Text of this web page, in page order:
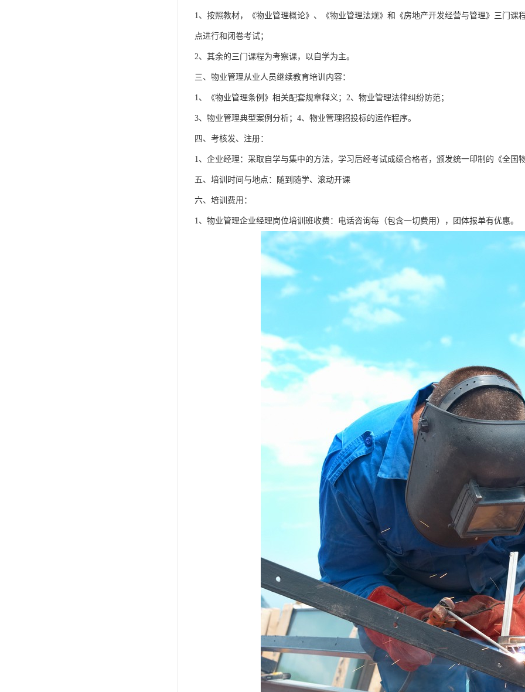
1、按照教材，《物业管理概论》、《物业管理法规》和《房地产开发经营与管理》三门
点进行和闭卷考试；
2、其余的三门课程为考察课，以自学为主。
三、物业管理从业人员继续教育培训内容：
1、《物业管理条例》相关配套规章释义；2、物业管理法律纠纷防范；
3、物业管理典型案例分析；4、物业管理招投标的运作程序。
四、考核发、注册：
1、企业经理：采取自学与集中的方法，学习后经考试成绩合格者，颁发统一印制的《全国
五、培训时间与地点：随到随学、滚动开课
六、培训费用：
1、物业管理企业经理岗位培训班收费：电话咨询每（包含一切费用），团体报单有优惠。